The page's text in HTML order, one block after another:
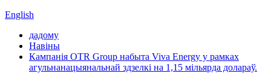
English
дадому
Навіны
Кампанія OTR Group набыта Viva Energy у рамках
агульнанацыянальнай здзелкі на 1,15 мільярда долараў.